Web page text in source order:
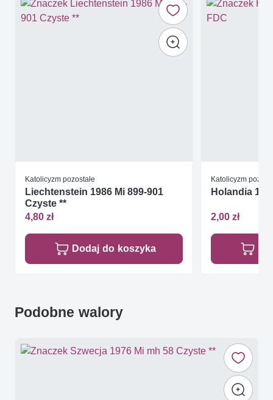
Katolicyzm pozostałe
Liechtenstein 1986 Mi 899-901
Czyste **
4,80 zł
Dodaj do koszyka
Katolicyzm
Holandia
2,00 zł
Podobne walory